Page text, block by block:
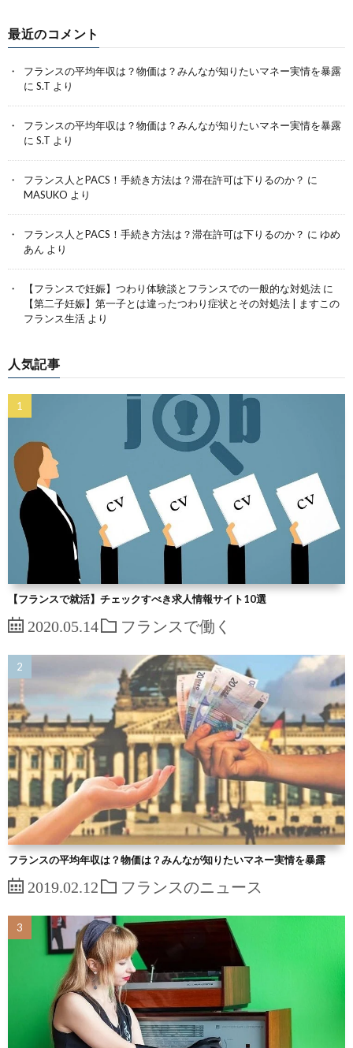
最近のコメント
フランスの平均年収は？物価は？みんなが知りたいマネー実情を暴露
に S.T より
フランスの平均年収は？物価は？みんなが知りたいマネー実情を暴露
に S.T より
フランス人とPACS！手続き方法は？滞在許可は下りるのか？ に
MASUKO より
フランス人とPACS！手続き方法は？滞在許可は下りるのか？ に ゆめ
あん より
【フランスで妊娠】つわり体験談とフランスでの一般的な対処法 に
【第二子妊娠】第一子とは違ったつわり症状とその対処法 | ますこの
フランス生活 より
人気記事
【フランスで就活】チェックすべき求人情報サイト10選
2020.05.14 フランスで働く
フランスの平均年収は？物価は？みんなが知りたいマネー実情を暴露
2019.02.12 フランスのニュース